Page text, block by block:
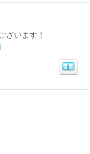
ざいます！